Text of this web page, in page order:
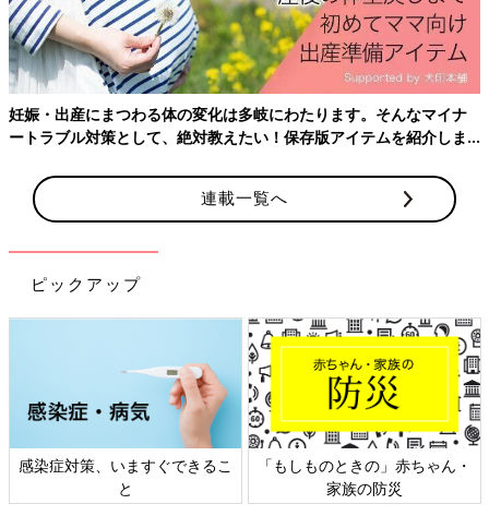
妊娠・出産にまつわる体の変化は多岐にわたります。そんなマイナ
ートラブル対策として、絶対教えたい！保存版アイテムを紹介しま
連載一覧へ
ピックアップ
感染症対策、いますぐできるこ
と
「もしものときの」赤ちゃん・
家族の防災